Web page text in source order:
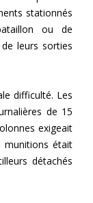
stationnés
ou de
leurs sorties
difficulté. Les
de 15
exigeait
munitions était
détachés